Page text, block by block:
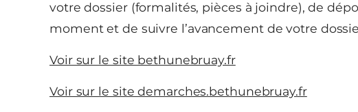
votre dossier (formalités, pièces à joindre), de
moment et de suivre l’avancement de votre
Voir sur le site bethunebruay.fr
Voir sur le site demarches.bethunebruay.fr